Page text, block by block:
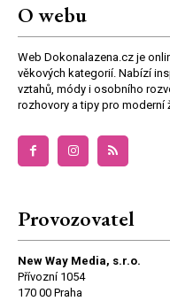
O webu
Web Dokonalazena.cz je
věkových kategorií. Nabízí
vztahů, módy i osobního
rozhovory a tipy pro moderní
Provozovatel
New Way Media, s.r.o.
Přívozní 1054
170 00 Praha